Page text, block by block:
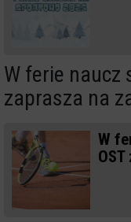
W ferie naucz
zaprasza na
W